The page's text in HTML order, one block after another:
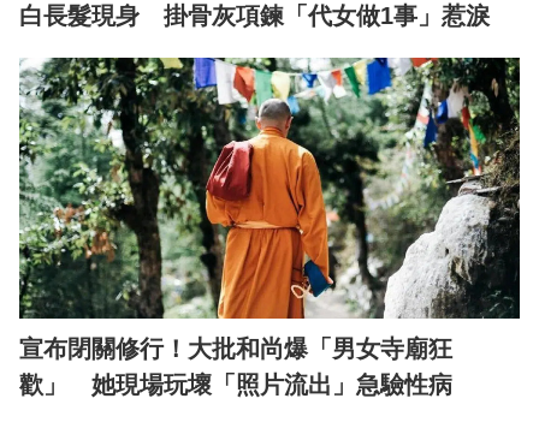
白長髮現身 掛骨灰項鍊「代女做1事」惹淚
宣布閉關修行！大批和尚爆「男女寺廟狂
歡」 她現場玩壞「照片流出」急驗性病